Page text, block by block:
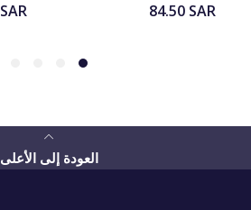
84.50 SAR
SAR
العودة إلى الأعلى